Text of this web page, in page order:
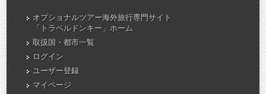
オプショナルツアー海外旅行専門サイト
「トラベルドンキー」ホーム
取扱国・都市一覧
ログイン
ユーザー登録
マイページ